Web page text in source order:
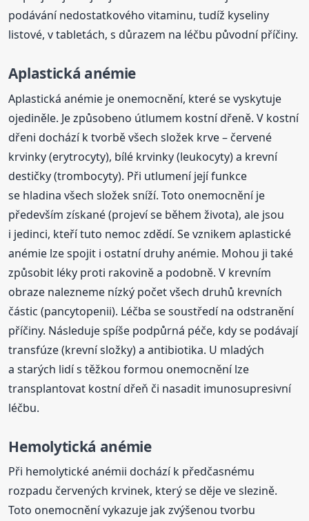
podávání nedostatkového vitaminu, tudíž kyseliny
listové, v tabletách, s důrazem na léčbu původní příčiny.
Aplastická anémie
Aplastická anémie je onemocnění, které se vyskytuje
ojediněle. Je způsobeno útlumem kostní dřeně. V kostní
dřeni dochází k tvorbě všech složek krve – červené
krvinky (erytrocyty), bílé krvinky (leukocyty) a krevní
destičky (trombocyty). Při utlumení její funkce
se hladina všech složek sníží. Toto onemocnění je
především získané (projeví se během života), ale jsou
i jedinci, kteří tuto nemoc zdědí. Se vznikem aplastické
anémie lze spojit i ostatní druhy anémie. Mohou ji také
způsobit léky proti rakovině a podobně. V krevním
obraze nalezneme nízký počet všech druhů krevních
částic (pancytopenii). Léčba se soustředí na odstranění
příčiny. Následuje spíše podpůrná péče, kdy se podávají
transfúze (krevní složky) a antibiotika. U mladých
a starých lidí s těžkou formou onemocnění lze
transplantovat kostní dřeň či nasadit imunosupresivní
léčbu.
Hemolytická anémie
Při hemolytické anémii dochází k předčasnému
rozpadu červených krvinek, který se děje ve slezině.
Toto onemocnění vykazuje jak zvýšenou tvorbu